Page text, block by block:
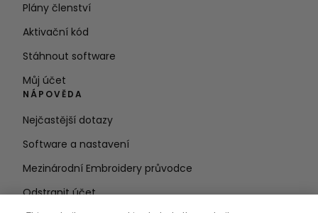
Plány členství
Aktivační kód
Stáhnout software
Můj účet
NÁPOVĚDA
Nejčastější dotazy
Software a nastavení
Mezinárodní Embroidery průvodce
Odstranit účet